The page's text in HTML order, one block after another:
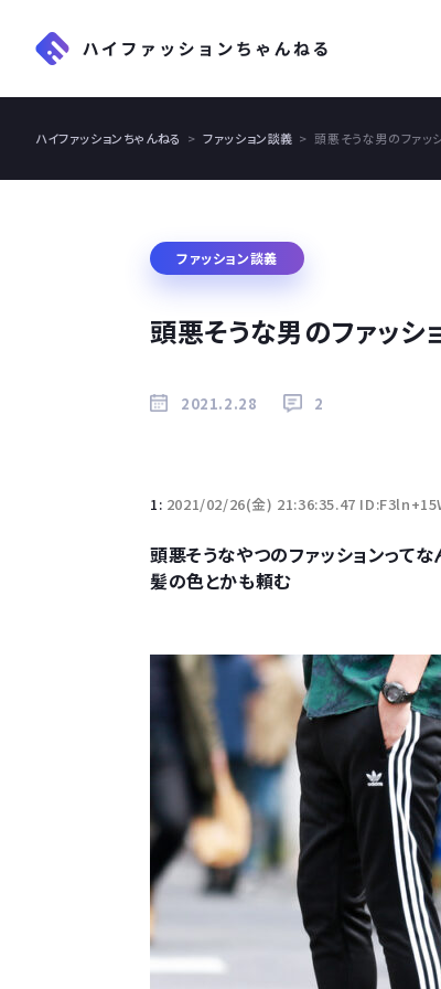
ハイファッションちゃんねる ファッション談義 頭悪そうな男のファッ
ファッション談義
頭悪そうな男のファッシ
2021.2.28 2
1: 2021/02/26(金) 21:36:35.47
頭悪そうなやつのファッションって
髪の色とかも頼む